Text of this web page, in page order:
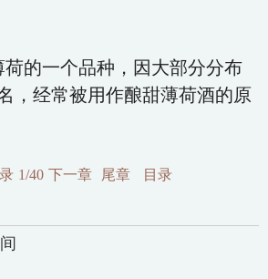
的一个品种，因大部分分布
，经常被用作酿甜薄荷酒的原
1/40 下一章 尾章 目录